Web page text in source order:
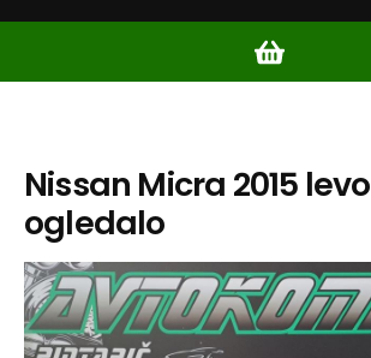
Nissan Micra 2015 levo
ogledalo